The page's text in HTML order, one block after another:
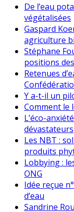
De l’eau
végétalisées
Gaspard
agriculture
Stéphane
positions
Retenues
Y a-t-il un
Comment le
L’éco-
dévastateurs
Les NBT :
produits
Lobbying :
ONG
Idée reçue
d’eau
Sandrine